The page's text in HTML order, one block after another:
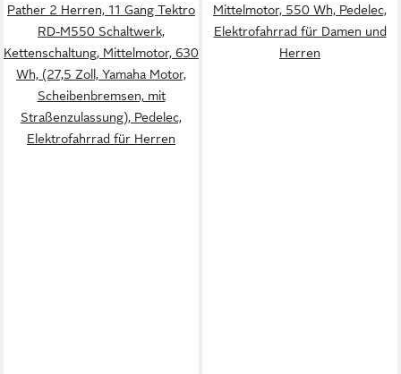
Pather 2 Herren, 11 Gang Tektro
RD-M550 Schaltwerk,
Kettenschaltung, Mittelmotor, 630
Wh, (27,5 Zoll, Yamaha Motor,
Scheibenbremsen, mit
Straßenzulassung), Pedelec,
Elektrofahrrad für Herren
Mittelmotor, 550 Wh, Pedelec,
Elektrofahrrad für Damen und
Herren